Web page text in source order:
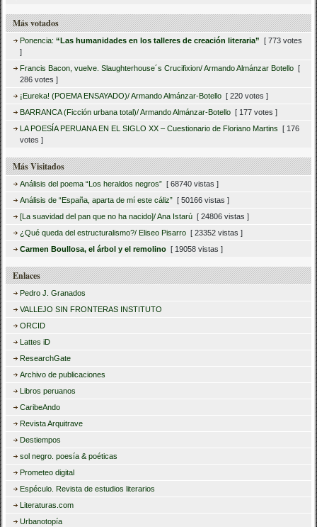
Más votados
Ponencia:“Las humanidades en los talleres de creación literaria”
[ 773 votes
]
Francis Bacon, vuelve. Slaughterhouse´s Crucifixion/ Armando Almánzar Botello [
286 votes ]
¡Eureka! (POEMA ENSAYADO)/ Armando Almánzar-Botello [ 220 votes ]
BARRANCA (Ficción urbana total)/ Armando Almánzar-Botello [ 177 votes ]
LA POESÍA PERUANA EN EL SIGLO XX – Cuestionario de Floriano Martins
[ 176
votes ]
Más Visitados
Análisis del poema “Los heraldos negros” [ 68740 vistas ]
Análisis de “España, aparta de mí este cáliz” [ 50166 vistas ]
[La suavidad del pan que no ha nacido]/ Ana Istarú [ 24806 vistas ]
¿Qué queda del estructuralismo?/ Eliseo Pisarro [ 23352 vistas ]
Carmen Boullosa, el árbol y el remolino [ 19058 vistas ]
Enlaces
Pedro J. Granados
VALLEJO SIN FRONTERAS INSTITUTO
ORCID
Lattes iD
ResearchGate
Archivo de publicaciones
Libros peruanos
CaribeAndo
Revista Arquitrave
Destiempos
sol negro. poesía & poéticas
Prometeo digital
Espéculo. Revista de estudios literarios
Literaturas.com
Urbanotopía